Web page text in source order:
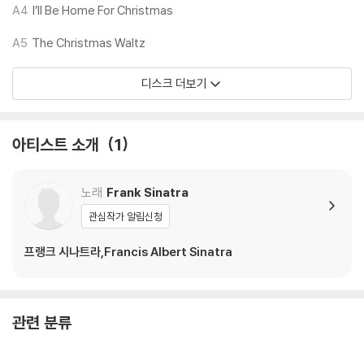
모델) 다이내믹 사운드의 편차가 큰 트랙을 재생할 때 이상 현상이 발생할
기기 문제로 인해 발생하는 재생 불량 현상에 대해서는 반품/교환이 불가
하니 침압 조절이 가능한 기기에서 재생하실 것을 권유 드립니다.
2) 디스크는 정전기와 먼지로 인해 재생이 원활하지 않은 경우가 있습니
1) 열을 가하여 제작하는 바이닐 공정 특성상 디스크 표면이 미세하게 울
렁거리거나 휘어지는 경우가 있습니다.
재생이 불안정한 경우 스태빌라이저를 사용하시면 좀 더 안정적인 재생이
가능합니다.
2) 재생 음역의 왜곡을 최소화 하고 반복 재생시에도 최대한 일관되게 유
하시면 해결됩니다.
A4 I’ll Be Home For Christmas
A5 The Christmas Waltz
디스크 더보기
아티스트 소개 1
노래 Frank Sinatra
관심작가 알림신청
프랭크 시나트라,Francis Albert Sinatra
관련 분류